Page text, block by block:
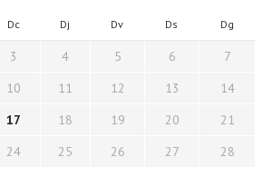
Dc Dj Dv Ds Dg
3 4 5 6
7
10 11 12 13
14
17 18 19 20
21
24 25 26 27
28